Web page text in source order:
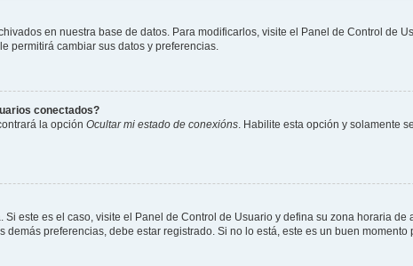
en nuestra base de datos. Para modificarlos, visite el Panel de Control de
permitirá cambiar sus datos y preferencias.
conectados?
la opción Ocultar mi estado de conexións. Habilite esta opción y solamente
este es el caso, visite el Panel de Control de Usuario y defina su zona horaria
preferencias, debe estar registrado. Si no lo está, este es un buen momento